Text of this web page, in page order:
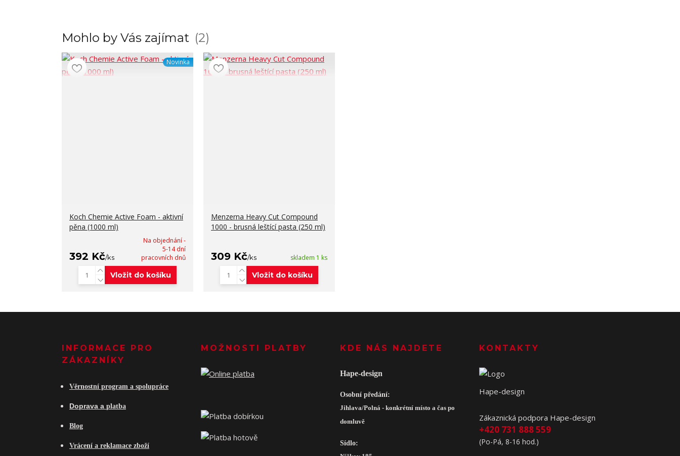
Mohlo by Vás zajímat 2
Novinka
Koch Chemie Active Foam - aktivní
pěna (1000 ml)
392 Kč/ks
Na objednání -
5-14 dní
pracovních dnů
Vložit do košíku
Menzerna Heavy Cut Compound
1000 - brusná leštící pasta (250 ml)
309 Kč/ks skladem 1 ks
Vložit do košíku
INFORMACE PRO
ZÁKAZNÍKY
Věrnostní program a spolupráce
Doprava a platba
Blog
Vrácení a reklamace zboží
MOŽNOSTI PLATBY KDE NÁS NAJDETE
Hape-design
Osobní předání:
Jihlava/Polná - konkrétní místo a čas po
domluvě
Sídlo:
KONTAKTY
Hape-design
Zákaznická podpora Hape-design
+420 731 888 559
(Po-Pá, 8-16 hod.)